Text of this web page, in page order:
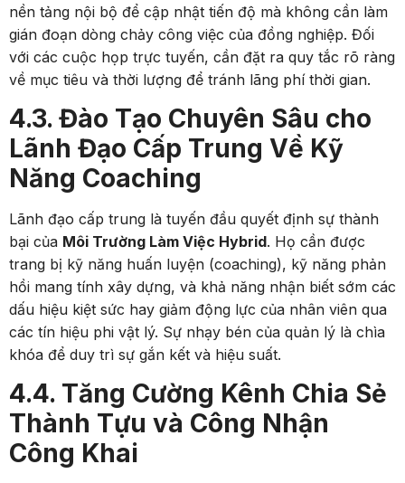
nền tảng nội bộ để cập nhật tiến độ mà không cần làm
gián đoạn dòng chảy công việc của đồng nghiệp. Đối
với các cuộc họp trực tuyến, cần đặt ra quy tắc rõ ràng
về mục tiêu và thời lượng để tránh lãng phí thời gian.
4.3. Đào Tạo Chuyên Sâu cho
Lãnh Đạo Cấp Trung Về Kỹ
Năng Coaching
Lãnh đạo cấp trung là tuyến đầu quyết định sự thành
bại của Môi Trường Làm Việc Hybrid. Họ cần được
trang bị kỹ năng huấn luyện (coaching), kỹ năng phản
hồi mang tính xây dựng, và khả năng nhận biết sớm các
dấu hiệu kiệt sức hay giảm động lực của nhân viên qua
các tín hiệu phi vật lý. Sự nhạy bén của quản lý là chìa
khóa để duy trì sự gắn kết và hiệu suất.
4.4. Tăng Cường Kênh Chia Sẻ
Thành Tựu và Công Nhận
Công Khai